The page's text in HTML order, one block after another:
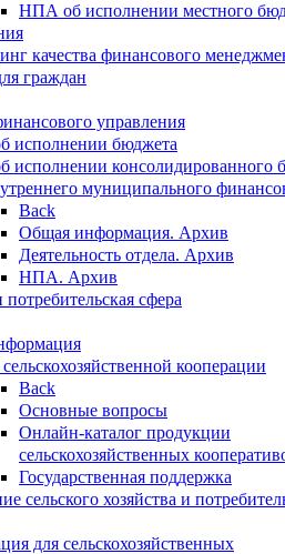
НПА об исполнении местного
качества финансового
граждан
управления
исполнении бюджета
исполнении консолидированного
муниципального
Back
Общая информация. Архив
Деятельность отдела. Архив
НПА. Архив
потребительская сфера
кооперации
Back
Основные вопросы
Онлайн-каталог продукции
сельскохозяйственных
Государственная поддержка
сельского хозяйства и
для сельскохозяйственных